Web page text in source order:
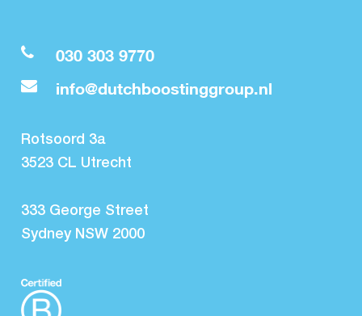
030 303 9770
info@dutchboostinggroup.nl
Rotsoord 3a
3523 CL Utrecht
333 George Street
Sydney NSW 2000